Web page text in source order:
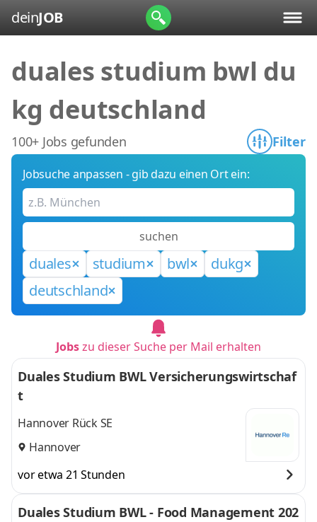
deinJOB
duales studium bwl du
kg deutschland
100+ Jobs gefunden Filter
Jobsuche anpassen - gib dazu einen Ort ein:
suchen
duales studium bwl
dukg
deutschland
Jobszu dieser Suche per Mail erhalten
Duales Studium BWL Versicherungswirtschaf
t
Hannover Rück SE
Hannover
vor etwa 21 Stunden
Duales Studium BWL - Food Management 202